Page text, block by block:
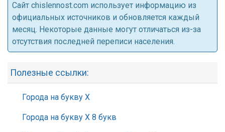
Cайт chislennost.com использует информацию из
официальных источников и обновляется каждый
месяц. Некоторые данные могут отличаться из-за
отсутствия последней переписи населения.
Полезные ссылки:
Города на букву Х
Города на букву Х 8 букв